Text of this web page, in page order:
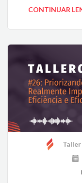
CONTINUAR
Taller